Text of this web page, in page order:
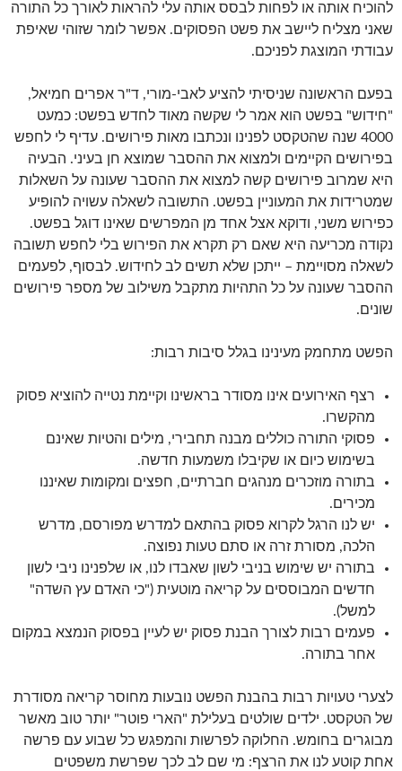
להוכיח אותה או לפחות לבסס אותה עלי להראות לאורך כל התורה
שאני מצליח ליישב את פשט הפסוקים. אפשר לומר שזוהי שאיפת
עבודתי המוצגת לפניכם.
בפעם הראשונה שניסיתי להציע לאבי-מורי, ד"ר אפרים חמיאל,
"חידוש" בפשט הוא אמר לי שקשה מאוד לחדש בפשט: כמעט
4000 שנה שהטקסט לפנינו ונכתבו מאות פירושים. עדיף לי לחפש
בפירושים הקיימים ולמצוא את ההסבר שמוצא חן בעיני. הבעיה
היא שמרוב פירושים קשה למצוא את ההסבר שעונה על השאלות
שמטרידות את המעוניין בפשט. התשובה לשאלה עשויה להופיע
כפירוש משני, ודוקא אצל אחד מן המפרשים שאינו דוגל בפשט.
נקודה מכריעה היא שאם רק תקרא את הפירוש בלי לחפש תשובה
לשאלה מסויימת – ייתכן שלא תשים לב לחידוש. לבסוף, לפעמים
ההסבר שעונה על כל התהיות מתקבל משילוב של מספר פירושים
שונים.
הפשט מתחמק מעינינו בגלל סיבות רבות:
רצף האירועים אינו מסודר בראשינו וקיימת נטייה להוציא פסוק
מהקשרו.
פסוקי התורה כוללים מבנה תחבירי, מילים והטיות שאינם
בשימוש כיום או שקיבלו משמעות חדשה.
בתורה מוזכרים מנהגים חברתיים, חפצים ומקומות שאיננו
מכירים.
יש לנו הרגל לקרוא פסוק בהתאם למדרש מפורסם, מדרש
הלכה, מסורת זרה או סתם טעות נפוצה.
בתורה יש שימוש בניבי לשון שאבדו לנו, או שלפנינו ניבי לשון
חדשים המבוססים על קריאה מוטעית ("כי האדם עץ השדה"
למשל).
פעמים רבות לצורך הבנת פסוק יש לעיין בפסוק הנמצא במקום
אחר בתורה.
לצערי טעויות רבות בהבנת הפשט נובעות מחוסר קריאה מסודרת
של הטקסט. ילדים שולטים בעלילת "הארי פוטר" יותר טוב מאשר
מבוגרים בחומש. החלוקה לפרשות והמפגש כל שבוע עם פרשה
אחת קוטע לנו את הרצף: מי שם לב לכך שפרשת משפטים